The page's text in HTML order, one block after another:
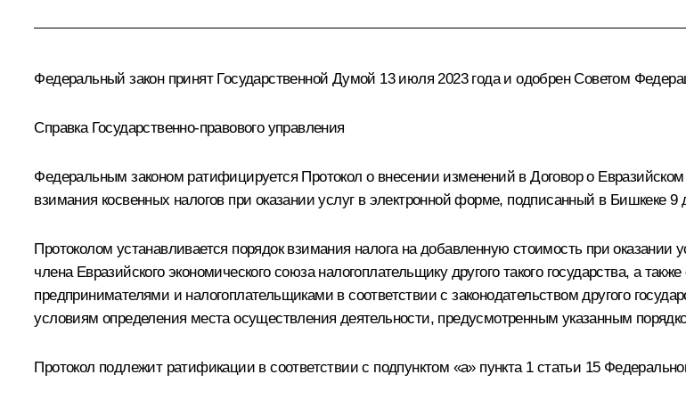
Федеральный закон принят Государственной Думой 13 июля 2023 года и одобрен Советом
Справка Государственно-правового управления
Федеральным законом ратифицируется Протокол о внесении изменений в Договор о
взимания косвенных налогов при оказании услуг в электронной форме, подписанный в Бишкеке 9
Протоколом устанавливается порядок взимания налога на добавленную стоимость при оказании
члена Евразийского экономического союза налогоплательщику другого такого государства, а
предпринимателями и налогоплательщиками в соответствии с законодательством другого
условиям определения места осуществления деятельности, предусмотренным указанным
Протокол подлежит ратификации в соответствии с подпунктом «а» пункта 1 статьи 15